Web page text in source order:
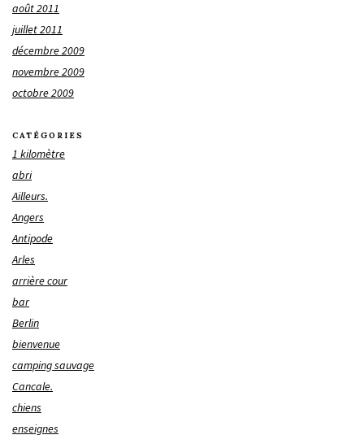
août 2011
juillet 2011
décembre 2009
novembre 2009
octobre 2009
CATÉGORIES
1 kilomètre
abri
Ailleurs.
Angers
Antipode
Arles
arrière cour
bar
Berlin
bienvenue
camping sauvage
Cancale.
chiens
enseignes